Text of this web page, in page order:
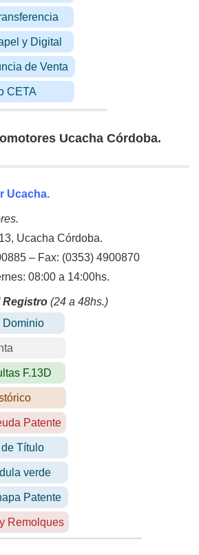
y Digital
de Venta
CETA
Ucacha Córdoba.
Ucacha.
Ucacha Córdoba.
– Fax: (0353) 4900870
08:00 a 14:00hs.
Registro (24 a 48hs.)
Dominio
F.13D
Patente
Título
verde
Patente
Remolques